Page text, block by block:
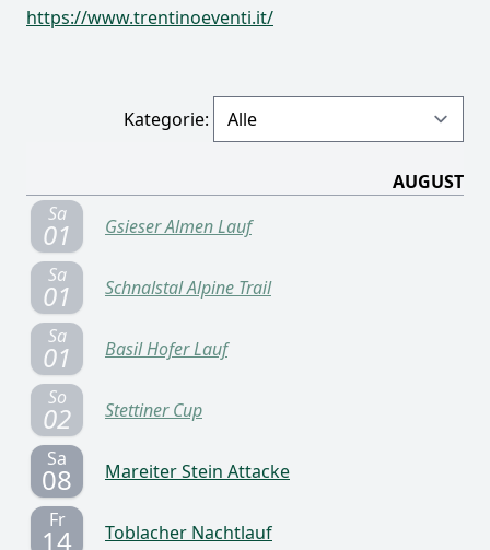
https://www.trentinoeventi.it/
Kategorie:
AUGUST
Sa
01
Gsieser Almen Lauf
Sa
01
Schnalstal Alpine Trail
Sa
01
Basil Hofer Lauf
So
02
Stettiner Cup
Sa
08
Mareiter Stein Attacke
Fr
14 Toblacher Nachtlauf